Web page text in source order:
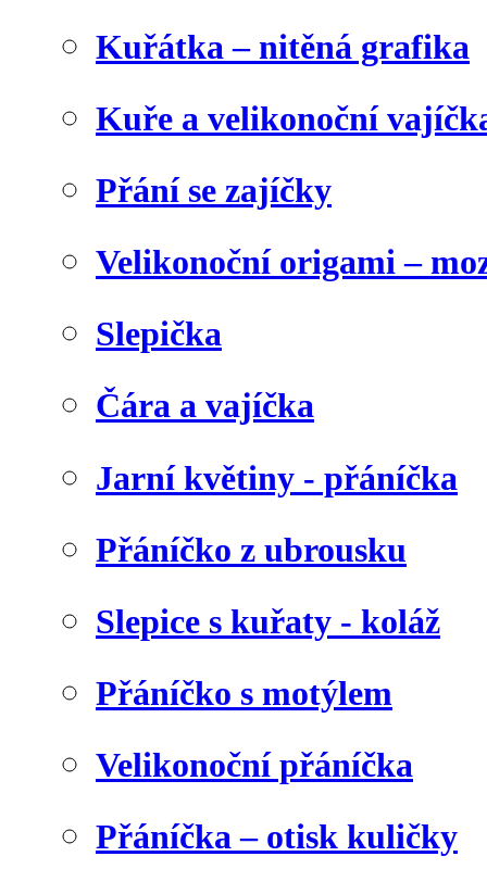
Kuřátka – nitěná grafika
Kuře a velikonoční
Přání se zajíčky
Velikonoční origami –
Slepička
Čára a vajíčka
Jarní květiny - přáníčka
Přáníčko z ubrousku
Slepice s kuřaty - koláž
Přáníčko s motýlem
Velikonoční přáníčka
Přáníčka – otisk kuličky